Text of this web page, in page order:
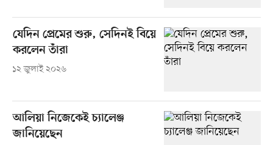
যেদিন প্রেমের শুরু, সেদিনই বিয়ে
করলেন তাঁরা
১২ জুলাই ২০২৬
আলিয়া নিজেকেই চ্যালেঞ্জ
জানিয়েছেন